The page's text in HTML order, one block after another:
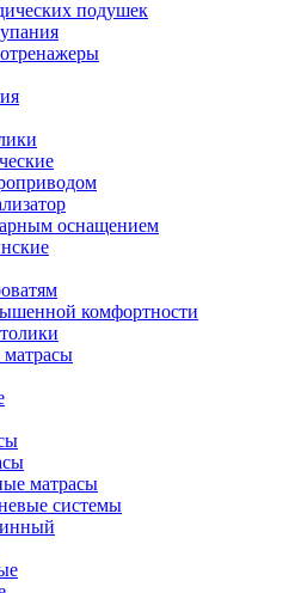
подушек
оснащением
комфортности
матрасы
системы